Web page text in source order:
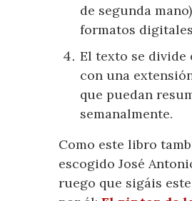
de segunda
formatos
El texto se divide
con una
que puedan
semanalmente.
Como este libro
escogido José
ruego que sigáis